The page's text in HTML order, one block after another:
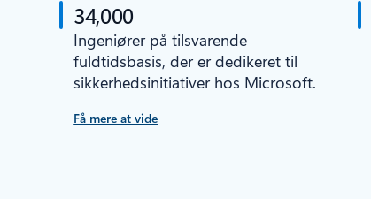
34,000
Ingeniører på tilsvarende
fuldtidsbasis, der er dedikeret til
sikkerhedsinitiativer hos Microsoft.
Få mere at vide